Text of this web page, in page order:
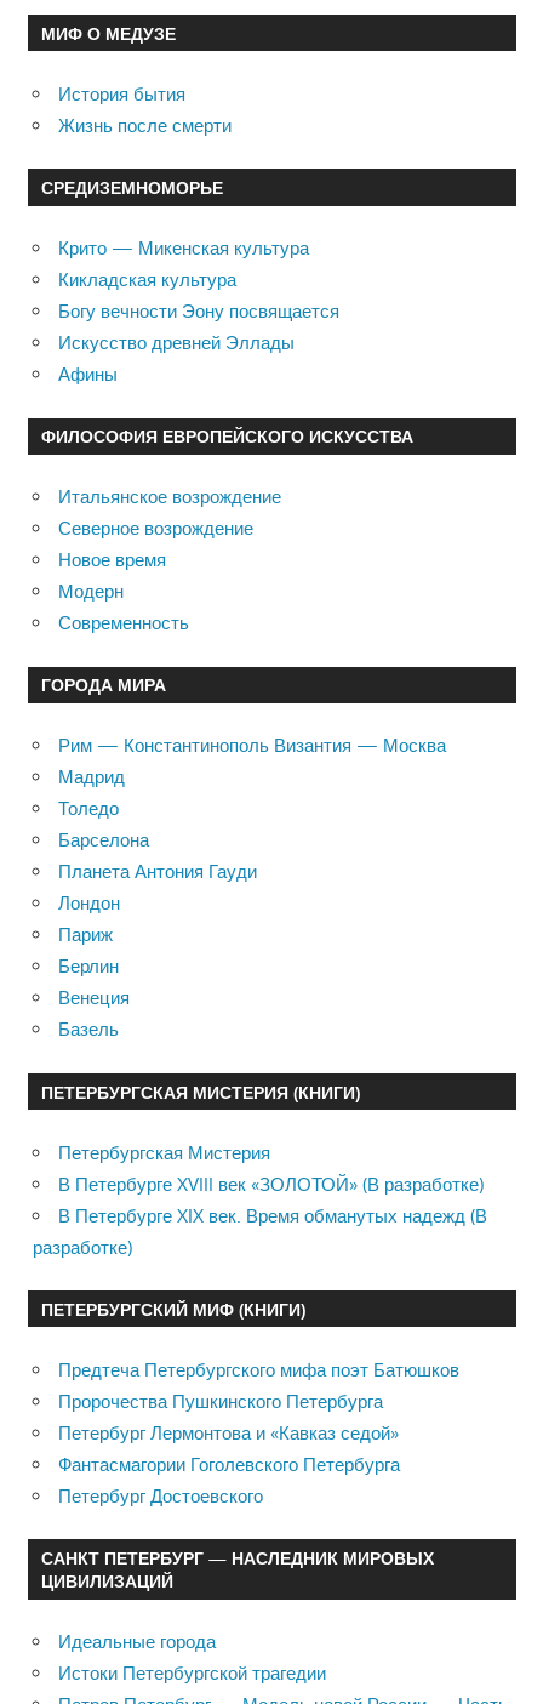
МИФ О МЕДУЗЕ
История бытия
Жизнь после смерти
СРЕДИЗЕМНОМОРЬЕ
Крито — Микенская культура
Кикладская культура
Богу вечности Эону посвящается
Искусство древней Эллады
Афины
ФИЛОСОФИЯ ЕВРОПЕЙСКОГО ИСКУССТВА
Итальянское возрождение
Северное возрождение
Новое время
Модерн
Современность
ГОРОДА МИРА
Рим — Константинополь Византия — Москва
Мадрид
Толедо
Барселона
Планета Антония Гауди
Лондон
Париж
Берлин
Венеция
Базель
ПЕТЕРБУРГСКАЯ МИСТЕРИЯ (КНИГИ)
Петербургская Мистерия
В Петербурге XVIII век «ЗОЛОТОЙ» (В разработке)
В Петербурге XIX век. Время обманутых надежд (В
разработке)
ПЕТЕРБУРГСКИЙ МИФ (КНИГИ)
Предтеча Петербургского мифа поэт Батюшков
Пророчества Пушкинского Петербурга
Петербург Лермонтова и «Кавказ седой»
Фантасмагории Гоголевского Петербурга
Петербург Достоевского
САНКТ ПЕТЕРБУРГ — НАСЛЕДНИК МИРОВЫХ
ЦИВИЛИЗАЦИЙ
Идеальные города
Истоки Петербургской трагедии